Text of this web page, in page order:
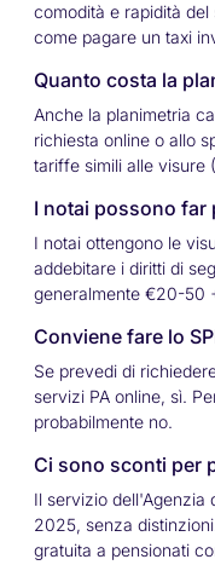
comodità e rapidità
come pagare un taxi
Quanto costa la
Anche la planimetria
richiesta online o allo
tariffe simili alle visure
I notai possono far
I notai ottengono le
addebitare i diritti di
generalmente €20-50
Conviene fare lo
Se prevedi di
servizi PA online, sì.
probabilmente no.
Ci sono sconti per
Il servizio dell'Agenzia
2025, senza
gratuita a pensionati